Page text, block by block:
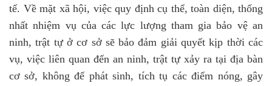
tế. Về mặt xã hội, việc quy định cụ thể, toàn diện, thống
nhất nhiệm vụ của các lực lượng tham gia bảo vệ an
ninh, trật tự ở cơ sở sẽ bảo đảm giải quyết kịp thời các
vụ, việc liên quan đến an ninh, trật tự xảy ra tại địa bàn
cơ sở, không để phát sinh, tích tụ các điểm nóng, gây